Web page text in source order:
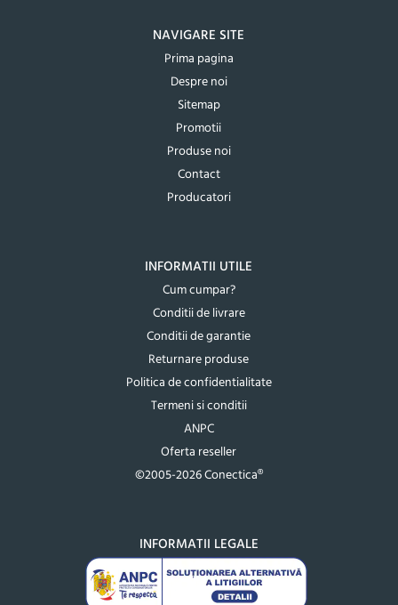
NAVIGARE SITE
Prima pagina
Despre noi
Sitemap
Promotii
Produse noi
Contact
Producatori
INFORMATII UTILE
Cum cumpar?
Conditii de livrare
Conditii de garantie
Returnare produse
Politica de confidentialitate
Termeni si conditii
ANPC
Oferta reseller
©2005-2026 Conectica®
INFORMATII LEGALE